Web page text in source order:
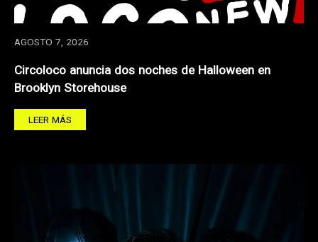
AGOSTO 7, 2026
Circoloco anuncia dos noches de Halloween en
Brooklyn Storehouse
LEER MÁS